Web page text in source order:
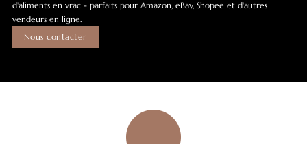
d'aliments en vrac - parfaits pour Amazon, eBay, Shopee et d'autres
vendeurs en ligne.
Nous contacter